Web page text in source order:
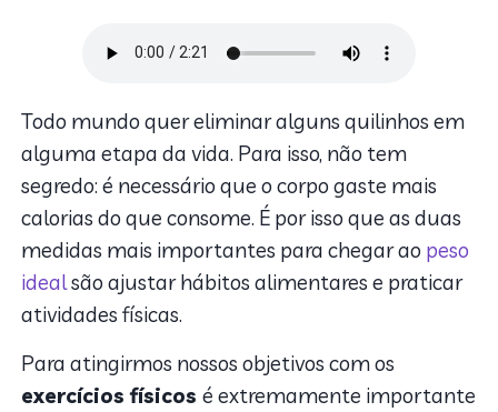
Todo mundo quer eliminar alguns quilinhos em
alguma etapa da vida. Para isso, não tem
segredo: é necessário que o corpo gaste mais
calorias do que consome. É por isso que as duas
medidas mais importantes para chegar ao peso
idealsão ajustar hábitos alimentares e praticar
atividades físicas.
Para atingirmos nossos objetivos com os
exercícios físicosé extremamente importante